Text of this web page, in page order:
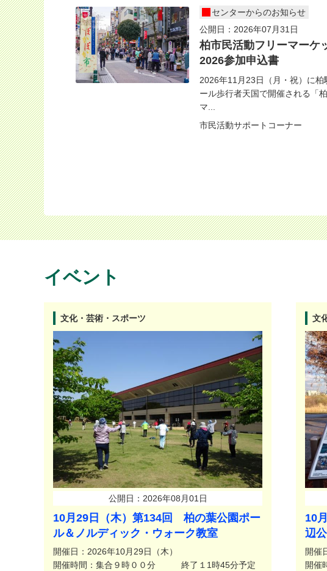
センターからのお知らせ
公開日：2026年07月31日
柏市民活動フリーマーケ
2026参加申込書
2026年11月23日（月・祝）に柏
ール歩行者天国で開催される「
マ...
市民活動サポートコーナー
イベント
文化・芸術・スポーツ
公開日：2026年08月01日
10月29日（木）第134回 柏の葉公園ポー
ル＆ノルディック・ウォーク教室
開催日：2026年10月29日（木）
開催時間：集合９時００分 終了１1時45分予定
文
10
辺
開催
開催